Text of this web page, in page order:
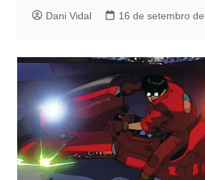
Dani Vidal 16 de setembro